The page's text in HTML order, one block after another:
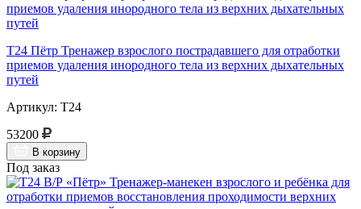
Т24 Пётр Тренажер взрослого пострадавшего для отработки
приемов удаления инородного тела из верхних дыхательных
путей
Артикул: Т24
53200
В корзину
Под заказ